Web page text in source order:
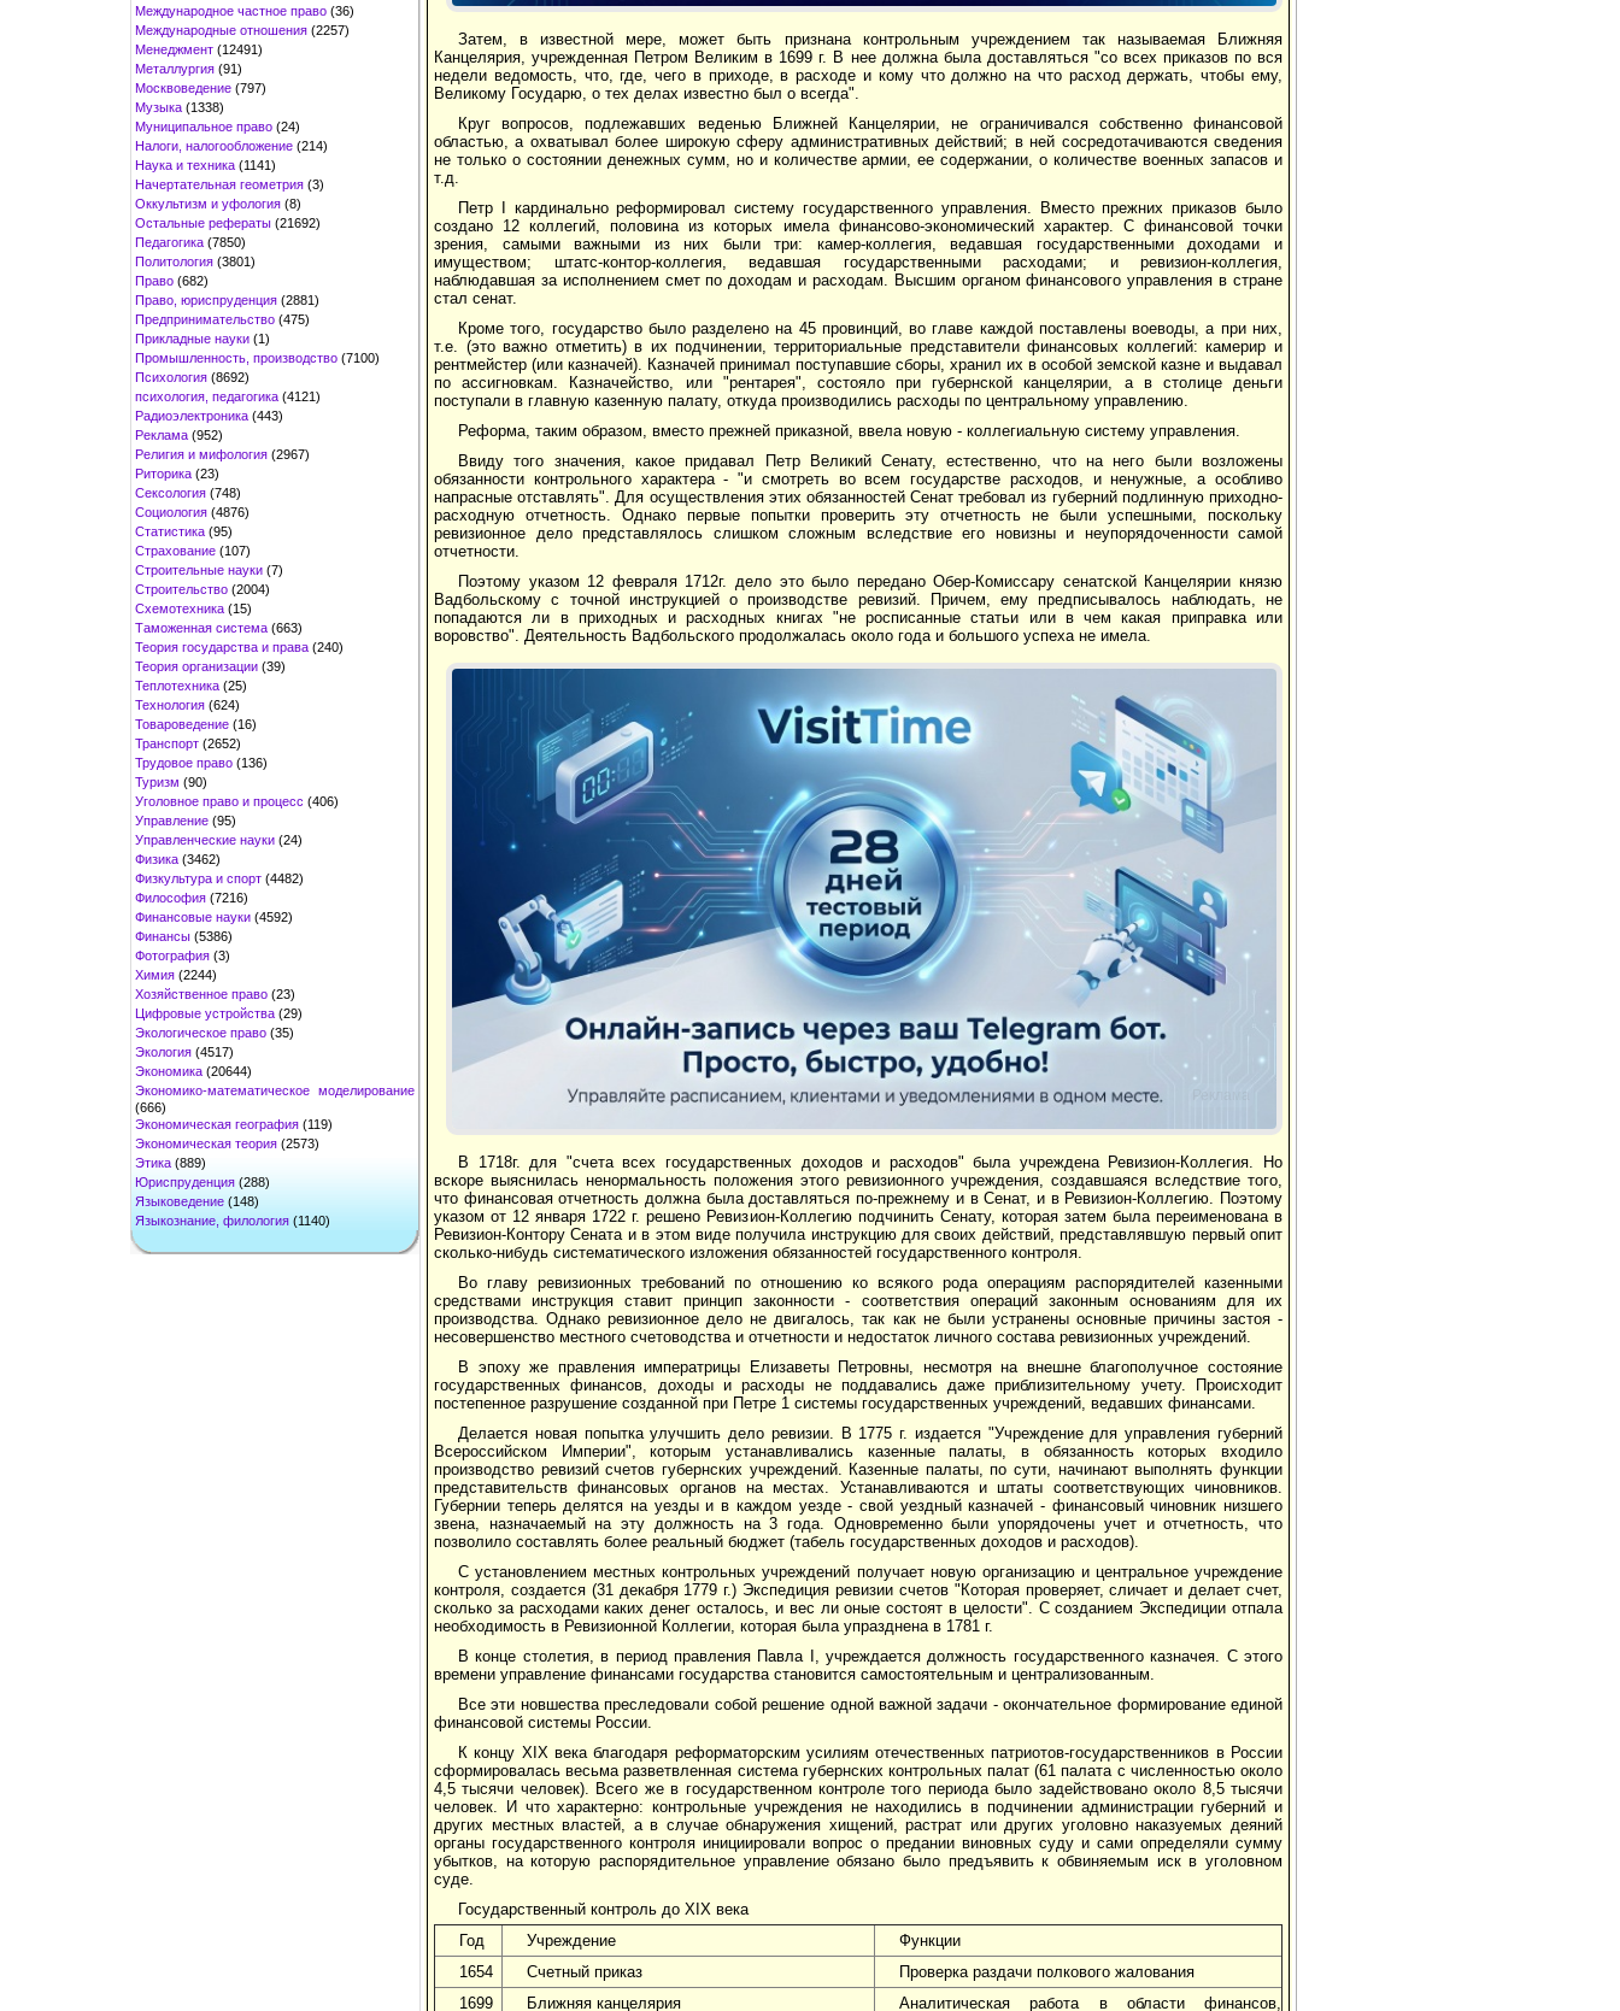
Международное частное право (36)
Международные отношения (2257)
Менеджмент (12491)
Металлургия (91)
Москвоведение (797)
Музыка (1338)
Муниципальное право (24)
Налоги, налогообложение (214)
Наука и техника (1141)
Начертательная геометрия (3)
Оккультизм и уфология (8)
Остальные рефераты (21692)
Педагогика (7850)
Политология (3801)
Право (682)
Право, юриспруденция (2881)
Предпринимательство (475)
Прикладные науки (1)
Промышленность, производство (7100)
Психология (8692)
психология, педагогика (4121)
Радиоэлектроника (443)
Реклама (952)
Религия и мифология (2967)
Риторика (23)
Сексология (748)
Социология (4876)
Статистика (95)
Страхование (107)
Строительные науки (7)
Строительство (2004)
Схемотехника (15)
Таможенная система (663)
Теория государства и права (240)
Теория организации (39)
Теплотехника (25)
Технология (624)
Товароведение (16)
Транспорт (2652)
Трудовое право (136)
Туризм (90)
Уголовное право и процесс (406)
Управление (95)
Управленческие науки (24)
Физика (3462)
Физкультура и спорт (4482)
Философия (7216)
Финансовые науки (4592)
Финансы (5386)
Фотография (3)
Химия (2244)
Хозяйственное право (23)
Цифровые устройства (29)
Экологическое право (35)
Экология (4517)
Экономика (20644)
Экономико-математическое моделирование
(666)
Экономическая география (119)
Экономическая теория (2573)
Этика (889)
Юриспруденция (288)
Языковедение (148)
Языкознание, филология (1140)
Затем, в известной мере, может быть признана контрольным учреждением так называемая Ближняя
Канцелярия, учрежденная Петром Великим в 1699 г. В нее должна была доставляться "со всех приказов по вся
недели ведомость, что, где, чего в приходе, в расходе и кому что должно на что расход держать, чтобы ему,
Великому Государю, о тех делах известно был о всегда".
Круг вопросов, подлежавших веденью Ближней Канцелярии, не ограничивался собственно финансовой
областью, а охватывал более широкую сферу административных действий; в ней сосредотачиваются сведения
не только о состоянии денежных сумм, но и количестве армии, ее содержании, о количестве военных запасов и
т.д.
Петр I кардинально реформировал систему государственного управления. Вместо прежних приказов было
создано 12 коллегий, половина из которых имела финансово-экономический характер. С финансовой точки
зрения, самыми важными из них были три: камер-коллегия, ведавшая государственными доходами и
имуществом; штатс-контор-коллегия, ведавшая государственными расходами; и ревизион-коллегия,
наблюдавшая за исполнением смет по доходам и расходам. Высшим органом финансового управления в стране
стал сенат.
Кроме того, государство было разделено на 45 провинций, во главе каждой поставлены воеводы, а при них,
т.е. (это важно отметить) в их подчинении, территориальные представители финансовых коллегий: камерир и
рентмейстер (или казначей). Казначей принимал поступавшие сборы, хранил их в особой земской казне и выдавал
по ассигновкам. Казначейство, или "рентарея", состояло при губернской канцелярии, а в столице деньги
поступали в главную казенную палату, откуда производились расходы по центральному управлению.
Реформа, таким образом, вместо прежней приказной, ввела новую - коллегиальную систему управления.
Ввиду того значения, какое придавал Петр Великий Сенату, естественно, что на него были возложены
обязанности контрольного характера - "и смотреть во всем государстве расходов, и ненужные, а особливо
напрасные отставлять". Для осуществления этих обязанностей Сенат требовал из губерний подлинную приходно-
расходную отчетность. Однако первые попытки проверить эту отчетность не были успешными, поскольку
ревизионное дело представлялось слишком сложным вследствие его новизны и неупорядоченности самой
отчетности.
Поэтому указом 12 февраля 1712г. дело это было передано Обер-Комиссару сенатской Канцелярии князю
Вадбольскому с точной инструкцией о производстве ревизий. Причем, ему предписывалось наблюдать, не
попадаются ли в приходных и расходных книгах "не росписанные статьи или в чем какая приправка или
воровство". Деятельность Вадбольского продолжалась около года и большого успеха не имела.
В 1718г. для "счета всех государственных доходов и расходов" была учреждена Ревизион-Коллегия. Но
вскоре выяснилась ненормальность положения этого ревизионного учреждения, создавшаяся вследствие того,
что финансовая отчетность должна была доставляться по-прежнему и в Сенат, и в Ревизион-Коллегию. Поэтому
указом от 12 января 1722 г. решено Ревизион-Коллегию подчинить Сенату, которая затем была переименована в
Ревизион-Контору Сената и в этом виде получила инструкцию для своих действий, представлявшую первый опит
сколько-нибудь систематического изложения обязанностей государственного контроля.
Во главу ревизионных требований по отношению ко всякого рода операциям распорядителей казенными
средствами инструкция ставит принцип законности - соответствия операций законным основаниям для их
производства. Однако ревизионное дело не двигалось, так как не были устранены основные причины застоя -
несовершенство местного счетоводства и отчетности и недостаток личного состава ревизионных учреждений.
В эпоху же правления императрицы Елизаветы Петровны, несмотря на внешне благополучное состояние
государственных финансов, доходы и расходы не поддавались даже приблизительному учету. Происходит
постепенное разрушение созданной при Петре 1 системы государственных учреждений, ведавших финансами.
Делается новая попытка улучшить дело ревизии. В 1775 г. издается "Учреждение для управления губерний
Всероссийском Империи", которым устанавливались казенные палаты, в обязанность которых входило
производство ревизий счетов губернских учреждений. Казенные палаты, по сути, начинают выполнять функции
представительств финансовых органов на местах. Устанавливаются и штаты соответствующих чиновников.
Губернии теперь делятся на уезды и в каждом уезде - свой уездный казначей - финансовый чиновник низшего
звена, назначаемый на эту должность на 3 года. Одновременно были упорядочены учет и отчетность, что
позволило составлять более реальный бюджет (табель государственных доходов и расходов).
С установлением местных контрольных учреждений получает новую организацию и центральное учреждение
контроля, создается (31 декабря 1779 г.) Экспедиция ревизии счетов "Которая проверяет, сличает и делает счет,
сколько за расходами каких денег осталось, и вес ли оные состоят в целости". С созданием Экспедиции отпала
необходимость в Ревизионной Коллегии, которая была упразднена в 1781 г.
В конце столетия, в период правления Павла I, учреждается должность государственного казначея. С этого
времени управление финансами государства становится самостоятельным и централизованным.
Все эти новшества преследовали собой решение одной важной задачи - окончательное формирование единой
финансовой системы России.
К концу XIX века благодаря реформаторским усилиям отечественных патриотов-государственников в России
сформировалась весьма разветвленная система губернских контрольных палат (61 палата с численностью около
4,5 тысячи человек). Всего же в государственном контроле того периода было задействовано около 8,5 тысячи
человек. И что характерно: контрольные учреждения не находились в подчинении администрации губерний и
других местных властей, а в случае обнаружения хищений, растрат или других уголовно наказуемых деяний
органы государственного контроля инициировали вопрос о предании виновных суду и сами определяли сумму
убытков, на которую распорядительное управление обязано было предъявить к обвиняемым иск в уголовном
суде.
Государственный контроль до XIX века
Год
Учреждение
Функции
1654
Счетный приказ
Проверка раздачи полкового жалования
1699
Ближняя канцелярия Аналитическая работа в области финансов,